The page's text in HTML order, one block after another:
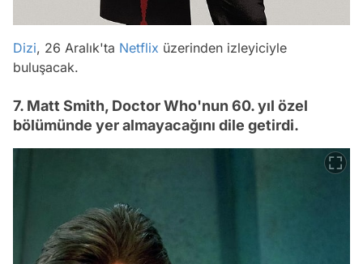
Dizi, 26 Aralık'ta Netflix üzerinden izleyiciyle
buluşacak.
7. Matt Smith, Doctor Who'nun 60. yıl özel
bölümünde yer almayacağını dile getirdi.